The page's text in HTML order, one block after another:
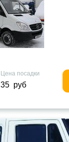
Цена посадки
35 руб